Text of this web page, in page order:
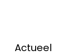
Actueel